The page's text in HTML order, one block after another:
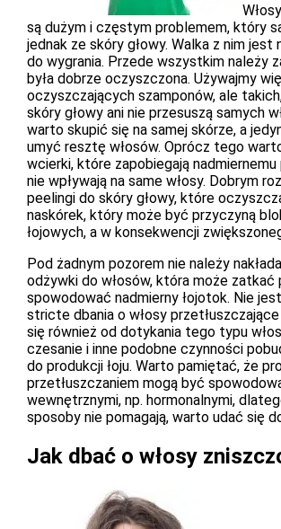
są dużym i częstym problemem, który
jednak ze skóry głowy. Walka z nim jest
do wygrania. Przede wszystkim należy
była dobrze oczyszczona. Używajmy
oczyszczających szamponów, ale
skóry głowy ani nie przesuszą samych
warto skupić się na samej skórze, a
umyć resztę włosów. Oprócz tego
wcierki, które zapobiegają nadmiernemu
nie wpływają na same włosy. Dobrym
peelingi do skóry głowy, które
naskórek, który może być przyczyną
łojowych, a w konsekwencji
Pod żadnym pozorem nie należy
odżywki do włosów, która może zatkać
spowodować nadmierny łojotok. Nie
stricte dbania o włosy
się również od dotykania tego typu
czesanie i inne podobne czynności
do produkcji łoju. Warto pamiętać, że
przetłuszczaniem mogą być
wewnętrznymi, np. hormonalnymi,
sposoby nie pomagają, warto udać się
Jak dbać o włosy